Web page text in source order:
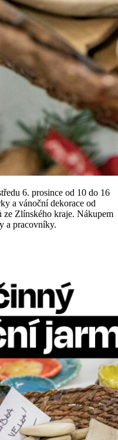
6. prosince od 10 do 16
a vánoční dekorace od
ze Zlínského kraje. Nákupem
a pracovníky.